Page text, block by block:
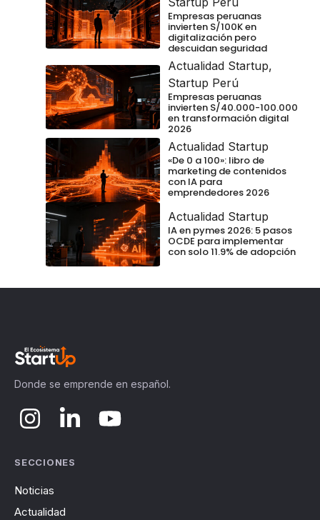
Empresas peruanas
invierten S/100K en
digitalización pero
descuidan seguridad
Actualidad Startup,
Startup Perú
Empresas peruanas
invierten S/40.000-100.000
en transformación digital
2026
Actualidad Startup
«De 0 a 100»: libro de
marketing de contenidos
con IA para
emprendedores 2026
Actualidad Startup
IA en pymes 2026: 5 pasos
OCDE para implementar
con solo 11.9% de adopción
Donde se emprende en español.
SECCIONES
Noticias
Actualidad